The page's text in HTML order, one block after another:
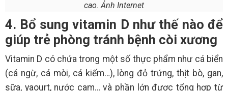
cao. Ảnh Internet
4. Bổ sung vitamin D như thế nào để
giúp trẻ phòng tránh bệnh còi xương
Vitamin D có chứa trong một số thực phẩm như cá biển
(cá ngừ, cá mòi, cá kiếm…), lòng đỏ trứng, thịt bò, gan,
sữa, yaourt, nước cam… và phần lớn được tổng hợp từ